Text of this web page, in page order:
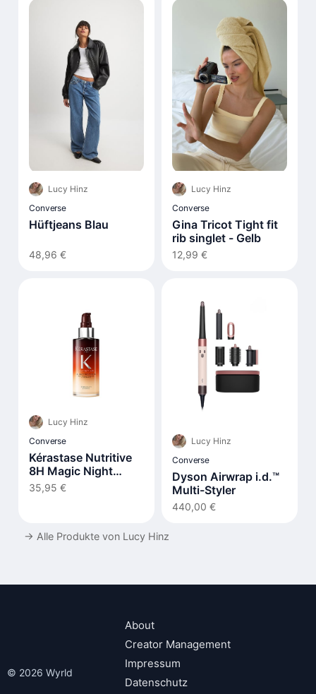
Lucy Hinz
Converse
Hüftjeans Blau
48,96 €
Lucy Hinz
Converse
Gina Tricot Tight fit
rib singlet - Gelb
12,99 €
Lucy Hinz
Converse
Kérastase Nutritive
8H Magic Night
Serum
35,95 €
Lucy Hinz
Converse
Dyson Airwrap i.d.™
Multi-Styler
440,00 €
→ Alle Produkte von Lucy Hinz
© 2026 Wyrld
About
Creator Management
Impressum
Datenschutz